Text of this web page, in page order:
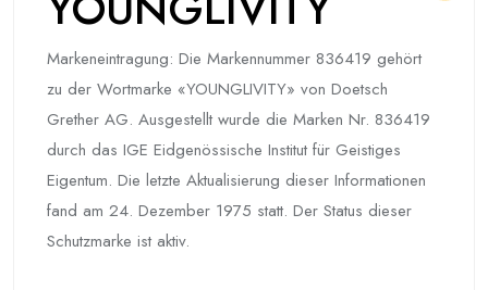
Markeneintragung: Die Markennummer 836419 gehört
zu der Wortmarke «YOUNGLIVITY» von Doetsch
Grether AG. Ausgestellt wurde die Marken Nr. 836419
durch das IGE Eidgenössische Institut für Geistiges
Eigentum. Die letzte Aktualisierung dieser Informationen
fand am 24. Dezember 1975 statt. Der Status dieser
Schutzmarke ist aktiv.